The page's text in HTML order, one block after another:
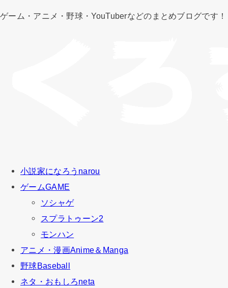
ゲーム・アニメ・野球・YouTuberなどのまとめブログです！
小説家になろう narou
ゲームGAME
ソシャゲ
スプラトゥーン2
モンハン
アニメ・漫画Anime＆Manga
野球Baseball
ネタ・おもしろneta